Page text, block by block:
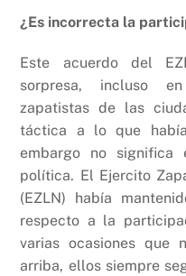
¿Es incorrecta la
Este acuerdo del
sorpresa, incluso
zapatistas de las
táctica a lo que
embargo no
política. El Ejercito
(EZLN) había
respecto a la
varias ocasiones que
arriba, ellos siempre